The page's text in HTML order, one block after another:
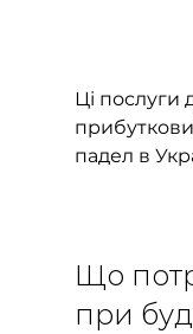
Ці послуги
падел в
Що
при